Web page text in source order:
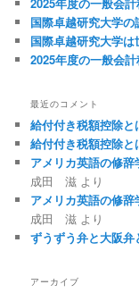
国際卓越研究大学
国際卓越研究大学
2025年度の一般会
最近のコメント
給付付き税額控除と
給付付き税額控除と
アメリカ英語の修
成田 滋 より
アメリカ英語の修
成田 滋 より
ずうずう弁と大阪弁
アーカイブ